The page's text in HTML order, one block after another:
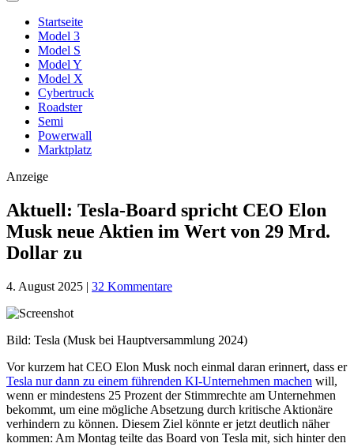
Startseite
Model 3
Model S
Model Y
Model X
Cybertruck
Roadster
Semi
Powerwall
Marktplatz
Anzeige
Aktuell: Tesla-Board spricht CEO Elon
Musk neue Aktien im Wert von 29 Mrd.
Dollar zu
4. August 2025 | 32 Kommentare
Bild: Tesla (Musk bei Hauptversammlung 2024)
Vor kurzem hat CEO Elon Musk noch einmal daran erinnert, dass er
Tesla nur dann zu einem führenden KI-Unternehmen machen will,
wenn er mindestens 25 Prozent der Stimmrechte am Unternehmen
bekommt, um eine mögliche Absetzung durch kritische Aktionäre
verhindern zu können. Diesem Ziel könnte er jetzt deutlich näher
kommen: Am Montag teilte das Board von Tesla mit, sich hinter den